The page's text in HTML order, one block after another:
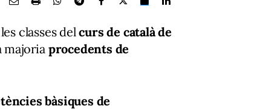
classes delcurs de català de
majoria procedents de
bàsiques de